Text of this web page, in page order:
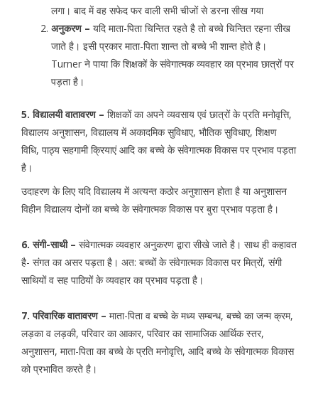
लगा। बाद में वह सफेद फर वाली सभी चीजों से डरना सीख गया
अनुकरण – यदि माता-पिता चिन्तित रहते है तो बच्चे चिन्तित रहना सीख
जाते है। इसी प्रकार माता-पिता शान्त तो बच्चे भी शान्त होते है।
Turner ने पाया कि शिक्षकों के संवेगात्मक व्यवहार का प्रभाव छात्रों पर
पड़ता है।
5. विद्यालयी वातावरण – शिक्षकों का अपने व्यवसाय एवं छात्रों के प्रति मनोवृत्ति,
विद्यालय अनुशासन, विद्यालय में अकादमिक सुविधाए, भौतिक सुविधाए, शिक्षण
विधि, पाठ्य सहगामी क्रियाएं आदि का बच्चे के संवेगात्मक विकास पर प्रभाव पड़ता
है।
उदाहरण के लिए यदि विद्यालय में अत्यन्त कठोर अनुशासन होता है या अनुशासन
विहीन विद्यालय दोनों का बच्चे के संवेगात्मक विकास पर बुरा प्रभाव पड़ता है।
6. संगी-साथी – संवेगात्मक व्यवहार अनुकरण द्वारा सीखे जाते है। साथ ही कहावत
है- संगत का असर पड़ता है। अत: बच्चों के संवेगात्मक विकास पर मित्रों, संगी
साथियों व सह पाठियों के व्यवहार का प्रभाव पड़ता है।
7. परिवारिक वातावरण – माता-पिता व बच्चे के मध्य सम्बन्ध, बच्चे का जन्म क्रम,
लड़का व लड़की, परिवार का आकार, परिवार का सामाजिक आर्थिक स्तर,
अनुशासन, माता-पिता का बच्चे के प्रति मनोवृत्ति, आदि बच्चे के संवेगात्मक विकास
को प्रभावित करते है।